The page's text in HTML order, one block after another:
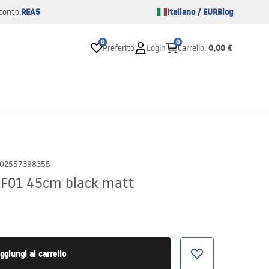
REA5 Italiano / EURBlog
0
Preferito Login
0
Carrello: 0,00 €
45cm black matt
al carrello